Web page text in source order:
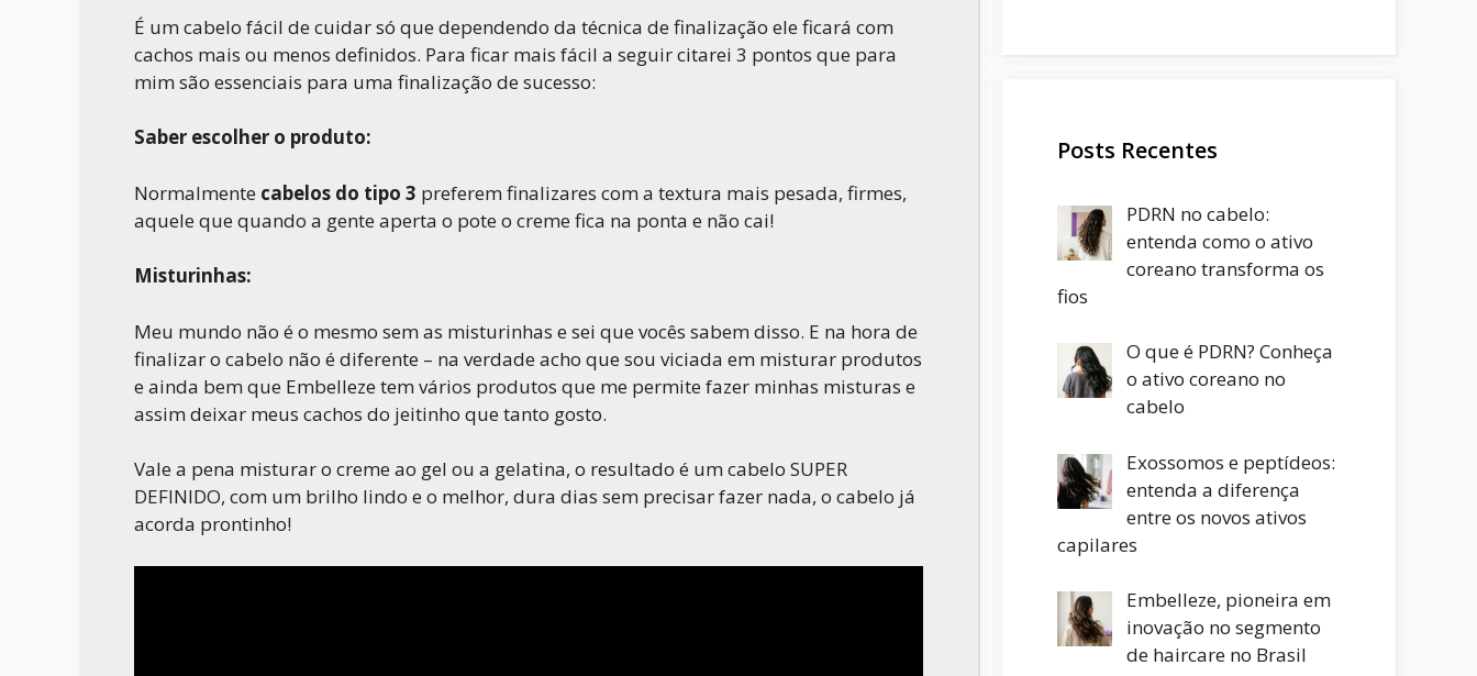
É um cabelo fácil de cuidar só que dependendo da técnica de finalização ele ficará com
cachos mais ou menos definidos. Para ficar mais fácil a seguir citarei 3 pontos que para
mim são essenciais para uma finalização de sucesso:
Saber escolher o produto:
Normalmente cabelos do tipo 3 preferem finalizares com a textura mais pesada, firmes,
aquele que quando a gente aperta o pote o creme fica na ponta e não cai!
Misturinhas:
Meu mundo não é o mesmo sem as misturinhas e sei que vocês sabem disso. E na hora de
finalizar o cabelo não é diferente – na verdade acho que sou viciada em misturar produtos
e ainda bem que Embelleze tem vários produtos que me permite fazer minhas misturas e
assim deixar meus cachos do jeitinho que tanto gosto.
Vale a pena misturar o creme ao gel ou a gelatina, o resultado é um cabelo SUPER
DEFINIDO, com um brilho lindo e o melhor, dura dias sem precisar fazer nada, o cabelo já
acorda prontinho!
Posts Recentes
PDRN no cabelo:
entenda como o ativo
coreano transforma os
fios
O que é PDRN? Conheça
o ativo coreano no
cabelo
Exossomos e peptídeos:
entenda a diferença
entre os novos ativos
capilares
Embelleze, pioneira em
inovação no segmento
de haircare no Brasil